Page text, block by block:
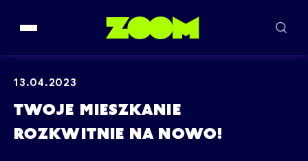
13.04.2023
TWOJE MIESZKANIE
ROZKWITNIE NA NOWO!